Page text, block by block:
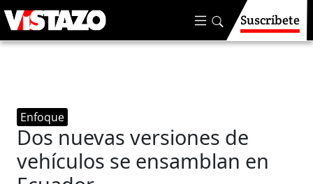
Suscríbete
Enfoque
Dos nuevas versiones de
vehículos se ensamblan en